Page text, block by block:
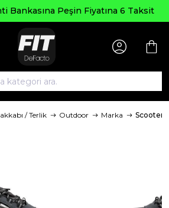
Bankasına Peşin Fiyatına 6 Taksit
/ Terlik Outdoor Marka Scooter